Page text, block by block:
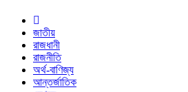
জাতীয়
রাজধানী
রাজনীতি
অর্থ-বাণিজ্য
আন্তর্জাতিক